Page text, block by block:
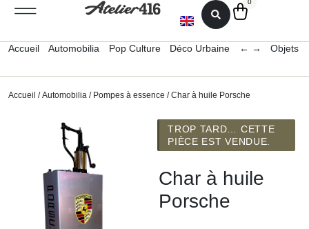
0
Accueil Automobilia Pop Culture Déco Urbaine ← → Objets
Accueil /Automobilia / Pompes à essence / Char à huile Porsche
TROP TARD… CETTE
PIÈCE EST VENDUE.
Char à huile
Porsche